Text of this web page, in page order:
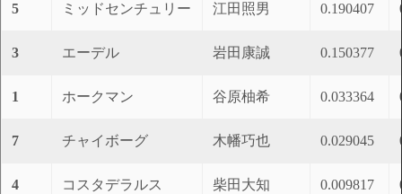
5 ミッドセンチュリー 江田照男 0.190407
3 エーデル 岩田康誠 0.150377
1 ホークマン 谷原柚希 0.033364
7 チャイボーグ 木幡巧也 0.029045
4 コスタデラルス 柴田大知 0.009817